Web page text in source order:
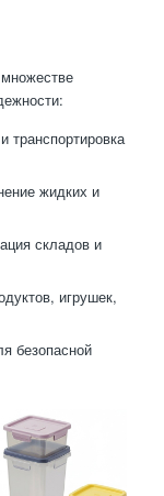
жидких и
складов и
игрушек,
безопасной